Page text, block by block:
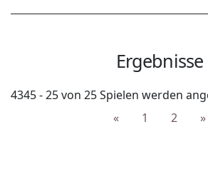
Ergebnisse
4345 - 25 von 25 Spielen werden
«
1 2 »